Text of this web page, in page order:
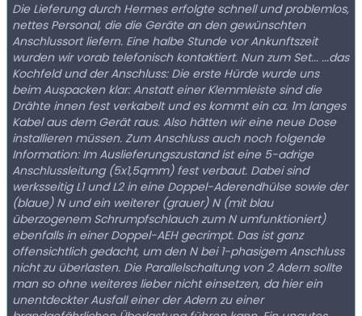
Die Lieferung durch Hermes erfolgte schnell und problemlos,
nettes Personal, die die Geräte an den gewünschten
Anschlussort liefern. Eine halbe Stunde vor Ankunftszeit
wurden wir vorab telefonisch kontaktiert. Nun zum Set... ...das
Kochfeld und der Anschluss: Die erste Hürde wurde uns
beim Auspacken klar: Anstatt einer Klemmleiste sind die
Drähte innen fest verkabelt und es kommt ein ca. 1m langes
Kabel aus dem Gerät raus. Also hätten wir eine neue Dose
installieren müssen. Zum Anschluss auch noch folgende
Information: Im Auslieferungszustand ist eine 5-adrige
Anschlussleitung (5x1,5qmm) fest verbaut. Dabei sind
werksseitig L1 und L2 in eine Doppel-Aderendhülse sowie der
(blaue) N und ein weiterer (grauer) N (mit blau
überzogenem Schrumpfschlauch zum N umfunktioniert)
ebenfalls in einer Doppel-AEH gecrimpt. Das ist ganz
offensichtlich gedacht, um den N bei 1-phasigem Anschluss
nicht zu überlasten. Die Parallelschaltung von 2 Adern sollte
man so ohne weiteres lieber nicht einsetzen, da hier ein
unentdeckter Ausfall einer der Adern zu einer